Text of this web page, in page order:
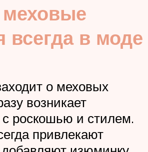
всегда в моде
о меховых
возникает
роскошью и стилем.
привлекают